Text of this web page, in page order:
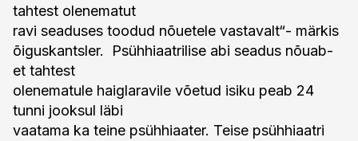
tahtest olenematut
ravi seaduses toodud nõuetele vastavalt“- märkis
õiguskantsler. Psühhiaatrilise abi seadus nõuab-
et tahtest
olenematule haiglaravile võetud isiku peab 24
tunni jooksul läbi
vaatama ka teine psühhiaater. Teise psühhiaatri